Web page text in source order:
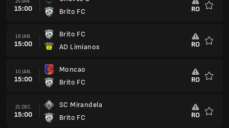
15:00
Brito FC
RO
18 JAN.
15:00
Brito FC
AD Limianos
RO
10 JAN.
15:00
Moncao
Brito FC
RO
21 DEC.
15:00
SC Mirandela
Brito FC
RO